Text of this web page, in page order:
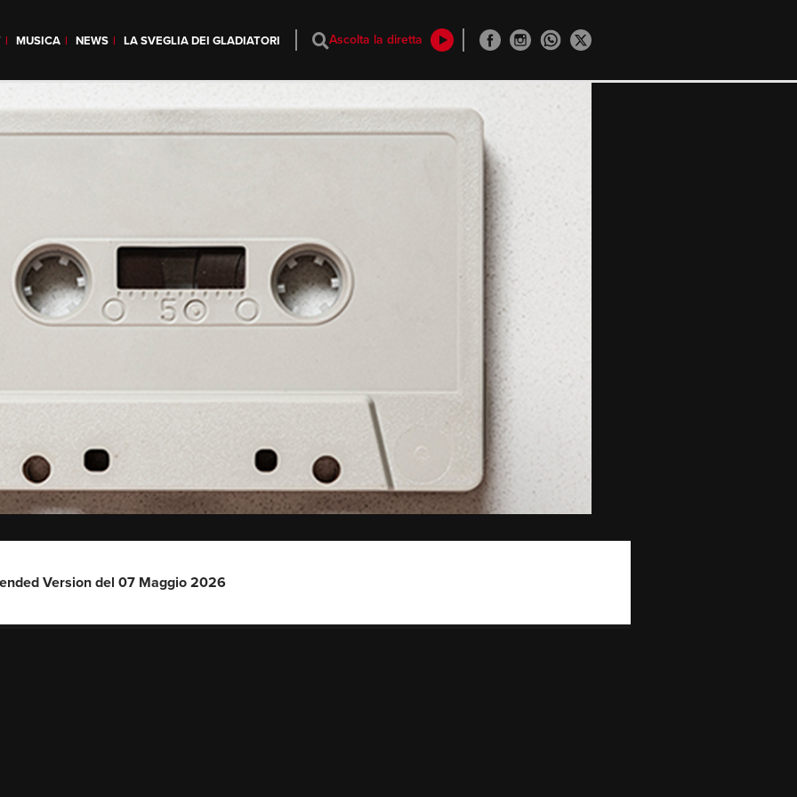
MUSICA NEWS LA SVEGLIA DEI GLADIATORI Ascolta la diretta
Version del 07 Maggio 2026